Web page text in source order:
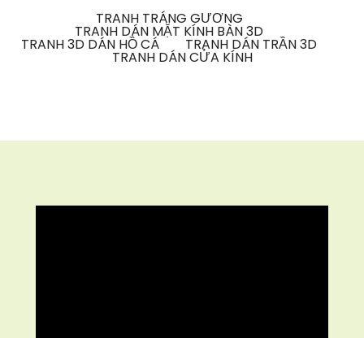
TRANH TRÁNG GƯƠNG
TRANH DÁN MẶT KÍNH BÀN 3D
TRANH 3D DÁN HỒ CÁ TRANH DÁN TRẦN 3D
TRANH DÁN CỬA KÍNH